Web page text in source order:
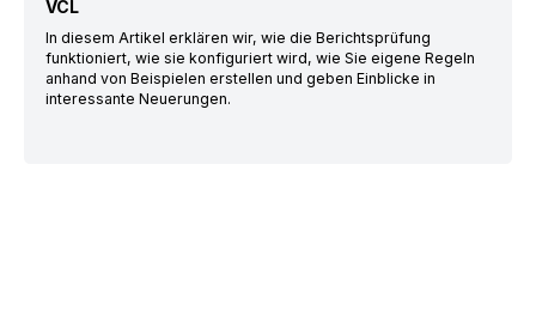
VCL
In diesem Artikel erklären wir, wie die Berichtsprüfung
funktioniert, wie sie konfiguriert wird, wie Sie eigene Regeln
anhand von Beispielen erstellen und geben Einblicke in
interessante Neuerungen.